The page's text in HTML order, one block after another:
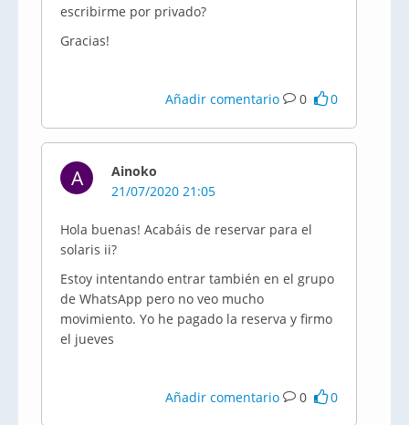
escribirme por privado?
Gracias!
Añadir comentario 0 0
A
Ainoko
21/07/2020 21:05
Hola buenas! Acabáis de reservar para el
solaris ii?
Estoy intentando entrar también en el grupo
de WhatsApp pero no veo mucho
movimiento. Yo he pagado la reserva y firmo
el jueves
Añadir comentario 0 0